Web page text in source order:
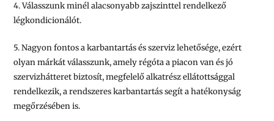
4. Válasszunk minél alacsonyabb zajszinttel rendelkező
légkondicionálót.
5. Nagyon fontos a karbantartás és szerviz lehetősége, ezért
olyan márkát válasszunk, amely régóta a piacon van és jó
szervizhátteret biztosít, megfelelő alkatrész ellátottsággal
rendelkezik, a rendszeres karbantartás segít a hatékonyság
megőrzésében is.